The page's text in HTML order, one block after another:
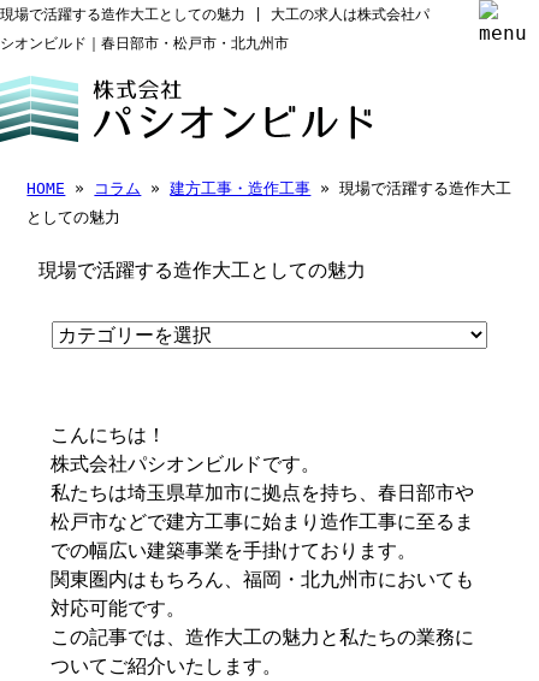
現場で活躍する造作大工としての魅力 | 大工の求人は株式会社パ
シオンビルド｜春日部市・松戸市・北九州市
HOME » コラム »建方工事・造作工事 » 現場で活躍する造作大工
としての魅力
現場で活躍する造作大工としての魅力
こんにちは！
株式会社パシオンビルドです。
私たちは埼玉県草加市に拠点を持ち、春日部市や
松戸市などで建方工事に始まり造作工事に至るま
での幅広い建築事業を手掛けております。
関東圏内はもちろん、福岡・北九州市においても
対応可能です。
この記事では、造作大工の魅力と私たちの業務に
ついてご紹介いたします。